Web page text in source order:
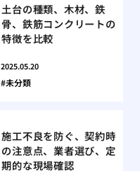
土台の種類、木材、鉄
骨、鉄筋コンクリートの
特徴を比較
2025.05.20
未分類
施工不良を防ぐ、契約時
の注意点、業者選び、定
期的な現場確認